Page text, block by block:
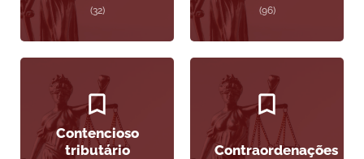
(32) (96)
Contencioso
tributário
Contraordenações